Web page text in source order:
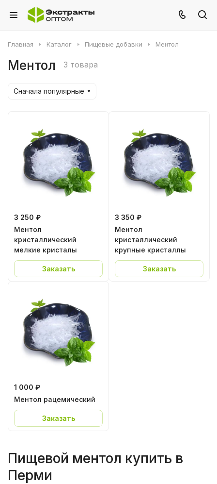
Главная Каталог Пищевые добавки Ментол
Ментол 3 товара
Сначала популярные
3 250 ₽
Ментол
кристаллический
мелкие кристалы
Заказать
3 350 ₽
Ментол
кристаллический
крупные кристаллы
Заказать
1 000 ₽
Ментол рацемический
Заказать
Пищевой ментол купить в
Перми